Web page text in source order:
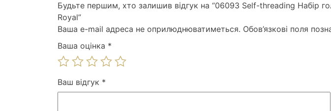
Будьте першим, хто залишив відгук на “06093 Self-threading Набір
Royal”
Ваша e-mail адреса не оприлюднюватиметься. Обов’язкові поля
Ваша оцінка *
Ваш відгук *